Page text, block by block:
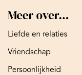
Meer over...
Liefde en relaties
Vriendschap
Persoonlijkheid